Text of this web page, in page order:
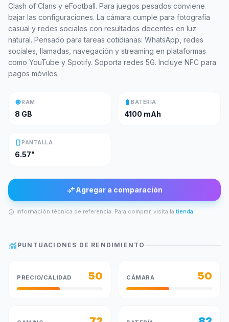
Clash of Clans y eFootball. Para juegos pesados conviene
bajar las configuraciones. La cámara cumple para fotografía
casual y redes sociales con resultados decentes en luz
natural. Pensado para tareas cotidianas: WhatsApp, redes
sociales, llamadas, navegación y streaming en plataformas
como YouTube y Spotify. Soporta redes 5G. Incluye NFC para
pagos móviles.
memoryRAM
8 GB
battery_full BATERÍA
4100 mAh
smartphonePANTALLA
6.57"
compare_arrowsAgregar a comparación
info Información técnica de referencia. Para comprar, visita la tienda.
monitoring PUNTUACIONES DE RENDIMIENTO
PRECIO/CALIDAD 50 CÁMARA 50